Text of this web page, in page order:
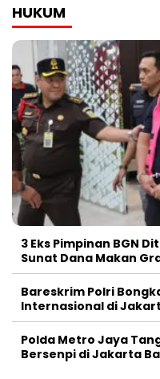
HUKUM
3 Eks Pimpinan BGN
Sunat Dana Makan
Bareskrim Polri
Internasional di
Polda Metro Jaya
Bersenpi di Jakarta